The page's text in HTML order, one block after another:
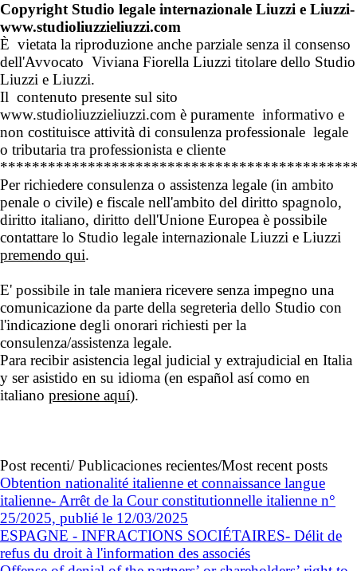
Copyright Studio legale internazionale Liuzzi e Liuzzi-
www.studioliuzzieliuzzi.com
È vietata la riproduzione anche parziale senza il consenso
dell'Avvocato Viviana Fiorella Liuzzi titolare dello Studio
Liuzzi e Liuzzi.
Il contenuto presente sul sito
www.studioliuzzieliuzzi.com è puramente informativo e
non costituisce attività di consulenza professionale legale
o tributaria tra professionista e cliente
Per richiedere consulenza o assistenza legale (in ambito
penale o civile) e fiscale nell'ambito del diritto spagnolo,
diritto italiano, diritto dell'Unione Europea è possibile
contattare lo Studio legale internazionale Liuzzi e Liuzzi
premendo qui.
E' possibile in tale maniera ricevere senza impegno una
comunicazione da parte della segreteria dello Studio con
l'indicazione degli onorari richiesti per la
consulenza/assistenza legale.
Para recibir asistencia legal judicial y extrajudicial en Italia
y ser asistido en su idioma (en español así como en
italiano presione aquí).
Post recenti/ Publicaciones recientes/Most recent posts
Obtention nationalité italienne et connaissance langue
italienne- Arrêt de la Cour constitutionnelle italienne n°
25/2025, publié le 12/03/2025
ESPAGNE - INFRACTIONS SOCIÉTAIRES- Délit de
refus du droit à l'information des associés